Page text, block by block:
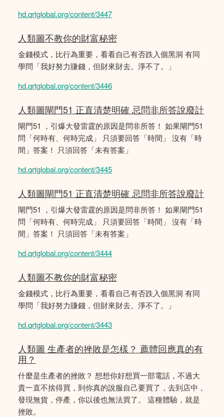
hd.qrtglobal.org/content/3447
人類圖不教你的財富秘密
金錢模式，比行為重要，看看自己有否跌入個黑洞 有同
學問「我好努力賺錢，但財來財去。淨不了。」
hd.qrtglobal.org/content/3446
人類圖閘門51 正直清楚明確 忌問非所答說廢計
閘門51 ，引爆大發雷霆的原因是問非所答！ 如果閘門51
問「何時有、何時完成」 只須要回答「時間」 沒有「時
間」答案！ 只須回答「未有答案」
hd.qrtglobal.org/content/3445
人類圖閘門51 正直清楚明確 忌問非所答說廢計
閘門51 ，引爆大發雷霆的原因是問非所答！ 如果閘門51
問「何時有、何時完成」 只須要回答「時間」 沒有「時
間」答案！ 只須回答「未有答案」
hd.qrtglobal.org/content/3444
人類圖不教你的財富秘密
金錢模式，比行為重要，看看自己有否跌入個黑洞 有同
學問「我好努力賺錢，但財來財去。淨不了。」
hd.qrtglobal.org/content/3443
人類圖 生產者的挫敗是怎樣？ 薦體回應真的有
用？
什麼是生產者的挫敗？ 想想你好想買一部電話，不過大
貴一直不捨得買，到你真的說服自己要買了，去到店中，
發現無貨，停產，你以後也無法買了。 這種體驗，就是
挫敗。